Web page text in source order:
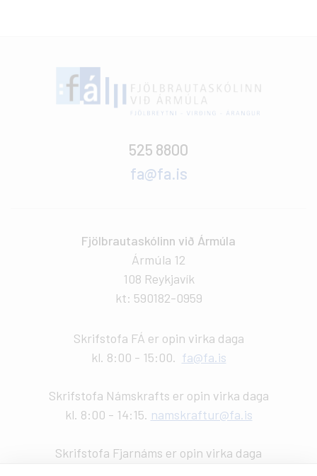
525 8800
fa@fa.is
Fjölbrautaskólinn við Ármúla
Ármúla 12
108 Reykjavík
kt: 590182-0959
Skrifstofa FÁ er opin virka daga
kl. 8:00 - 15:00. fa@fa.is
Skrifstofa Námskrafts er opin virka daga
kl. 8:00 - 14:15. namskraftur@fa.is
Skrifstofa Fjarnáms er opin virka daga